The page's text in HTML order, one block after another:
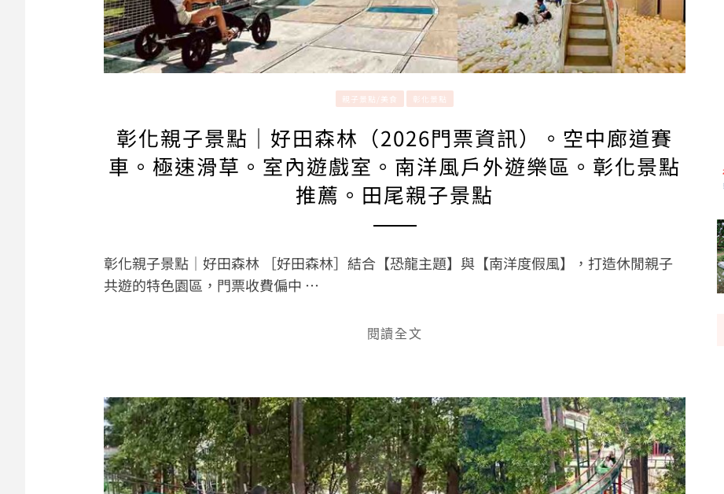
親子景點/美食 彰化景點
彰化親子景點｜好田森林（2026門票資訊）。空中廊道賽
車。極速滑草。室內遊戲室。南洋風戶外遊樂區。彰化景點
推薦。田尾親子景點
彰化親子景點｜好田森林 ［好田森林］結合【恐龍主題】與【南洋度假風】，打造休閒親子
共遊的特色園區，門票收費偏中 …
閱讀全文